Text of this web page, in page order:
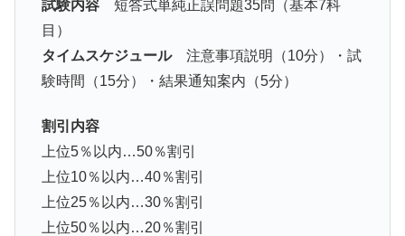
試験内容短答式単純正誤問題35問（基本7科
目）
タイムスケジュール注意事項説明（10分）・試
験時間（15分）・結果通知案内（5分）
割引内容
上位5％以内…50％割引
上位10％以内…40％割引
上位25％以内…30％割引
上位50％以内…20％割引